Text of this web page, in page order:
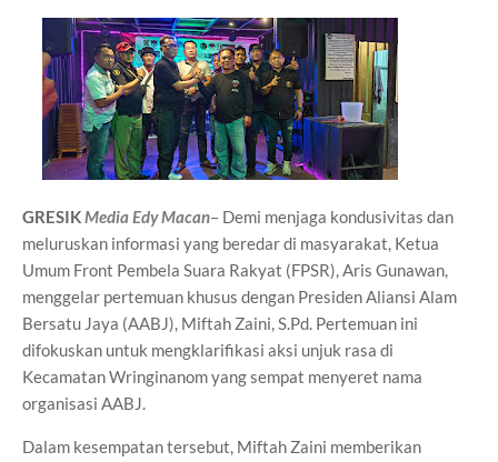
GRESIKMedia Edy Macan– Demi menjaga kondusivitas dan
meluruskan informasi yang beredar di masyarakat, Ketua
Umum Front Pembela Suara Rakyat (FPSR), Aris Gunawan,
menggelar pertemuan khusus dengan Presiden Aliansi Alam
Bersatu Jaya (AABJ), Miftah Zaini, S.Pd. Pertemuan ini
difokuskan untuk mengklarifikasi aksi unjuk rasa di
Kecamatan Wringinanom yang sempat menyeret nama
organisasi AABJ.
Dalam kesempatan tersebut, Miftah Zaini memberikan